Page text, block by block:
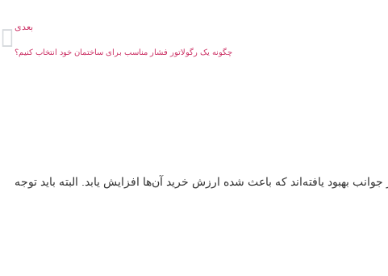
بعدی
چگونه یک رگولاتور فشار مناسب برای ساختمان خود انتخاب کنیم؟
15 پرو مکس را معرفی کرد. این گوشی‌ها در بسیاری از جوانب بهبود یافته‌اند که باعث شده ارزش خرید آن‌ها افزایش یابد. البته باید توجه